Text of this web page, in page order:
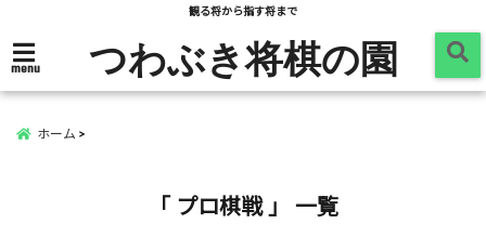
観る将から指す将まで
menu つわぶき将棋の園
ホーム
「 プロ棋戦 」 一覧